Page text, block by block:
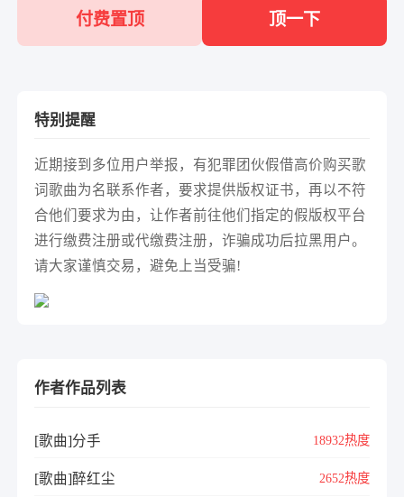
付费置顶 顶一下
特别提醒
近期接到多位用户举报，有犯罪团伙假借高价购买歌
词歌曲为名联系作者，要求提供版权证书，再以不符
合他们要求为由，让作者前往他们指定的假版权平台
进行缴费注册或代缴费注册，诈骗成功后拉黑用户。
请大家谨慎交易，避免上当受骗!
作者作品列表
[歌曲]分手 18932热度
[歌曲]醉红尘 2652热度